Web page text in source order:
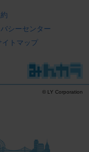
シーセンター
イトマップ
© LY Corporation